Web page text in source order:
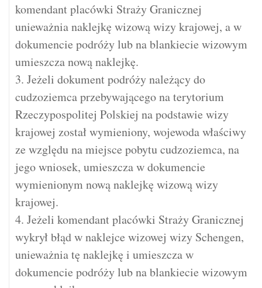
komendant placówki Straży Granicznej
unieważnia naklejkę wizową wizy krajowej, a w
dokumencie podróży lub na blankiecie wizowym
umieszcza nową naklejkę.
3. Jeżeli dokument podróży należący do
cudzoziemca przebywającego na terytorium
Rzeczypospolitej Polskiej na podstawie wizy
krajowej został wymieniony, wojewoda właściwy
ze względu na miejsce pobytu cudzoziemca, na
jego wniosek, umieszcza w dokumencie
wymienionym nową naklejkę wizową wizy
krajowej.
4. Jeżeli komendant placówki Straży Granicznej
wykrył błąd w naklejce wizowej wizy Schengen,
unieważnia tę naklejkę i umieszcza w
dokumencie podróży lub na blankiecie wizowym